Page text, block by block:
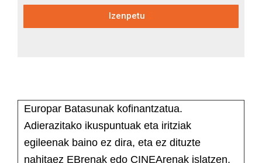
Izenpetu
Europar Batasunak kofinantzatua.
Adierazitako ikuspuntuak eta iritziak
egileenak baino ez dira, eta ez dituzte
nahitaez EBrenak edo CINEArenak islatzen.